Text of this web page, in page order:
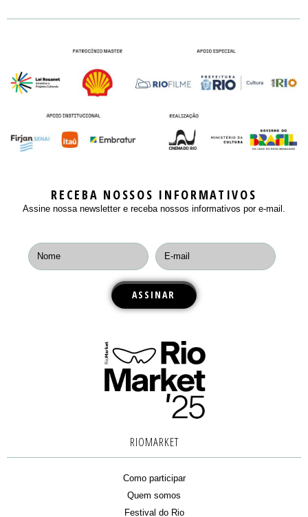
RECEBA NOSSOS INFORMATIVOS
Assine nossa newsletter e receba nossos informativos por e-mail.
RIOMARKET
Como participar
Quem somos
Festival do Rio